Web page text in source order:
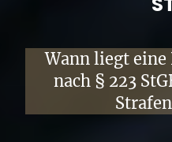
Wann liegt
nach § 223